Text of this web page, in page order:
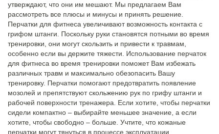
утверждают, что они им мешают. Мы предлагаем Вам
рассмотреть все плюсы и минусы и принять решение.
Перчатки для фитнеса увеличивают возможность контакта с
грифом штанги. Поскольку руки становятся потными во время
тренировки, они могут скользить и привести к травмам,
особенно если вы держите тяжести. Использование перчаток
для фитнеса во время тренировки поможет Вам избежать
различных травм и максимально обезопасить Вашу
тренировку. Перчатки помогают предотвратить появление
мозолей и препятствуют скольжению рук по грифу штанги и
рабочей поверхности тренажера. Если хотите, чтобы перчатки
сидели компактно – выбирайте меньшее значение, а если
хотите, чтобы свободно – больше. Учтите, что кожаные
перчатки могут тянуться в процессе эксплуатации.